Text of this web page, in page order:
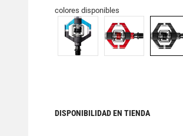
colores disponibles
DISPONIBILIDAD EN TIENDA